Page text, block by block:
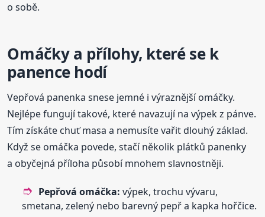
o sobě.
Omáčky a přílohy, které se k
panence hodí
Vepřová panenka snese jemné i výraznější omáčky.
Nejlépe fungují takové, které navazují na výpek z pánve.
Tím získáte chuť masa a nemusíte vařit dlouhý základ.
Když se omáčka povede, stačí několik plátků panenky
a obyčejná příloha působí mnohem slavnostněji.
Pepřová omáčka: výpek, trochu vývaru,
smetana, zelený nebo barevný pepř a kapka hořčice.